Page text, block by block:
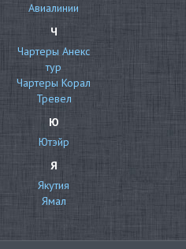
Авиалинии
Ч
Чартеры Анекс
тур
Чартеры Корал
Тревел
Ю
Ютэйр
Я
Якутия
Ямал